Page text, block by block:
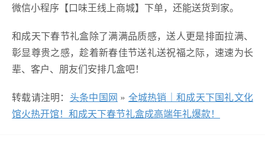
微信小程序【口味王线上商城】下单，还能送货到家。
和成天下春节礼盒除了满满品质感，送人更是排面拉满、
彰显尊贵之感，趁着新春佳节送礼送祝福之际，速速为长
辈、客户、朋友们安排几盒吧！
转载请注明： 头条中国网 » 全城热销｜和成天下国礼文化
馆火热开馆！和成天下春节礼盒成高端年礼爆款！